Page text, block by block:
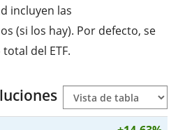
incluyen las
(si los hay). Por defecto, se
del ETF.